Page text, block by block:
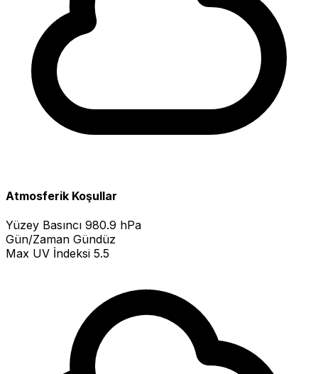
Atmosferik Koşullar
Yüzey Basıncı 980.9 hPa
Gün/Zaman Gündüz
Max UV İndeksi 5.5